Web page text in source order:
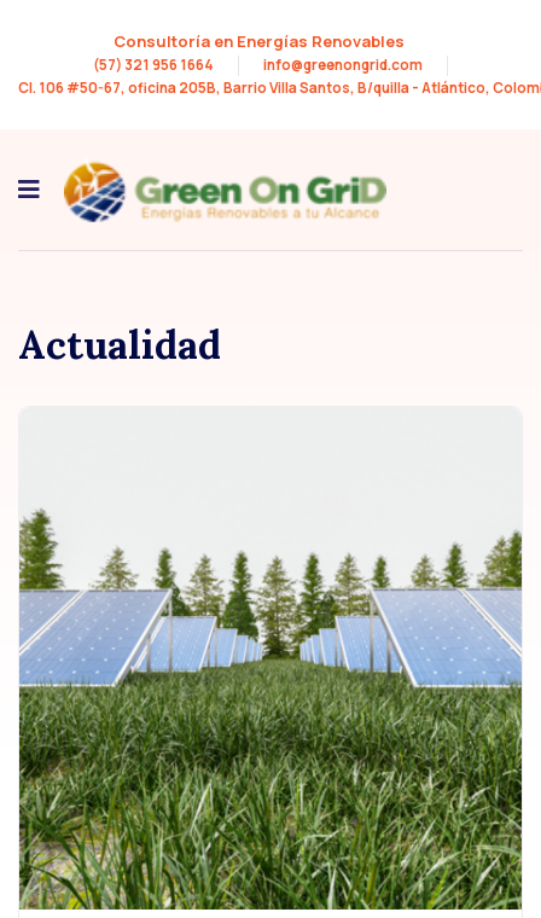
Consultoría en Energías Renovables
(57) 321 956 1664
info@greenongrid.com
Cl. 106 #50-67, oficina 205B, Barrio Villa Santos, B/quilla - Atlántico,
Actualidad